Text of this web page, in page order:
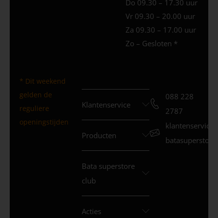
Do 09.30 – 17.30 uur
Vr 09.30 – 20.00 uur
Za 09.30 – 17.00 uur
Zo – Gesloten *
* Dit weekend
gelden de
reguliere
openingstijden
Klantenservice
Producten
Bata superstore
club
Acties
088 228
2787